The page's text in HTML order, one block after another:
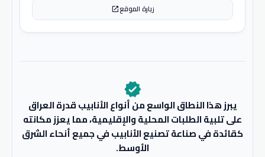
زيارة الموقعopen_in_new
verified
يبرز هذا النطاق الواسع من أنواع الأنابيب قدرة العراق
على تلبية الطلبات المحلية والإقليمية، مما يعزز مكانته
كقائدة في صناعة تصنيع الأنابيب في جميع أنحاء الشرق
الأوسط.